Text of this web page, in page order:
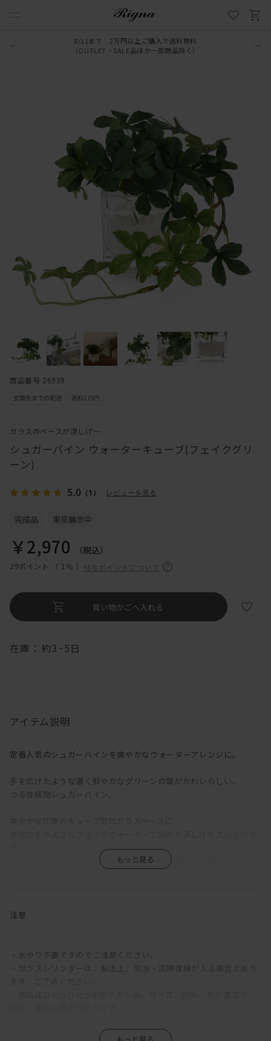
8/31まで 2万円以上ご購入で送料無料
（OUTLET・SALE品ほか一部商品除く）
ガラスのベースが涼しげ～
シュガーバイン ウォーターキューブ(フェイクグリ
ーン)
5.0 （1） レビューを見る
￥2,970 （税込）
29ポイント （ 1％ ） 付与ポイントについて
在庫： 約3~5日
完成品 東京展示中
アイテム説明
定番人気のシュガーバインを爽やかなウォーターアレンジに。
手を広げたような濃く鮮やかなグリーンの葉がかわいらしい、
つる性植物シュガーバイン。
青々とした葉は生命力を感じさせ、お部屋が明るい雰囲気になりま
より本物らしく美しい仕上か?りになります。
で、
清潔感のあるガラスのベースは、洗面所やトイレなどの水回りに、
注意
・水やり不要ですのでご注意ください。
ている場合には手直しをお願いいたします。
商品番号 26939